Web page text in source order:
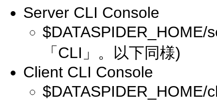
Server CLI Console
$DATASPIDER_HOME/
「CLI」。以下同様)
Client CLI Console
$DATASPIDER_HOME/